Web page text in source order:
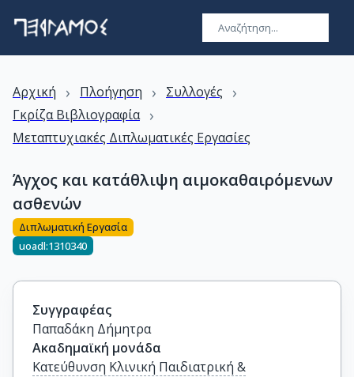
Αρχική › Πλοήγηση › Συλλογές ›
Γκρίζα Βιβλιογραφία ›
Μεταπτυχιακές Διπλωματικές Εργασίες
Άγχος και κατάθλιψη αιμοκαθαιρόμενων
ασθενών
Διπλωματική Εργασία
uoadl:1310340
Συγγραφέας
Παπαδάκη Δήμητρα
Ακαδημαϊκή μονάδα
Κατεύθυνση Κλινική Παιδιατρική &